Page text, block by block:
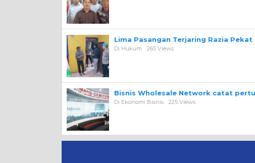
Lima Pasangan Terjaring Razia
Di Hukum 265 Views
Bisnis Wholesale Network catat
Di Ekonomi Bisnis 225 Views